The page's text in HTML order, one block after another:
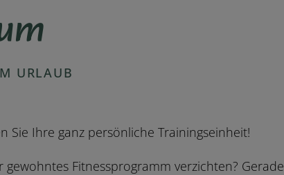
URLAUB
Sie Ihre ganz persönliche Trainingseinheit!
Fitnessprogramm verzichten? Gerade